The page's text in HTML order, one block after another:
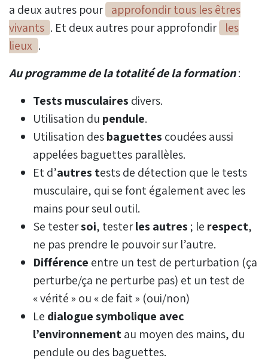
a deux autres pour approfondir tous les êtres
vivants . Et deux autres pour approfondir les
lieux .
Au programme de la totalité de la formation:
Tests musculaires divers.
Utilisation du pendule.
Utilisation desbaguettes coudées aussi
appelées baguettes parallèles.
Et d’autres tests de détection que le tests
musculaire, qui se font également avec les
mains pour seul outil.
Se testersoi, testerles autres ; le respect,
ne pas prendre le pouvoir sur l’autre.
Différence entre un test de perturbation (ça
perturbe/ça ne perturbe pas) et un test de
« vérité » ou « de fait » (oui/non)
Le dialogue symbolique avec
l’environnementau moyen des mains, du
pendule ou des baguettes.